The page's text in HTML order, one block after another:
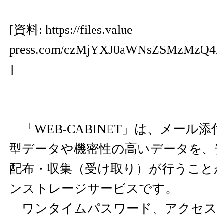
[資料: https://files.value-
press.com/
]
「WEB-CABINET」は、メール添
型データや機密性の高いデータを
配布・収集（受け取り）が行うこ
ンストレージサービスです。
ワンタイムパスワード、アクセ